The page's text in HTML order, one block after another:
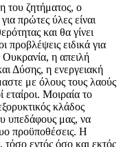
του ζητήματος, ο
πρώτες ύλες είναι
και θα γίνει
ειδικά για
η απειλή
Δύσης, η ενεργειακή
με όλους τους λαούς
εταίροι. Μοιραία το
κλάδος
υπεδάφους μας, να
προϋποθέσεις. Η
τόσο εντός όσο και εκτός